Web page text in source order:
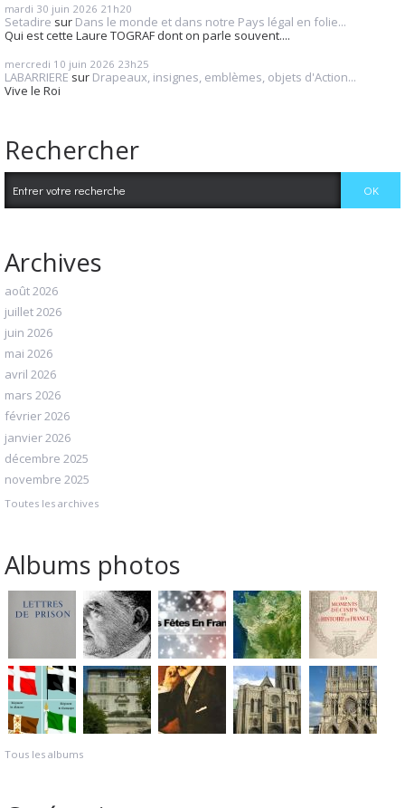
mardi 30 juin 2026 21h20
Setadire sur Dans le monde et dans notre Pays légal en folie...
Qui est cette Laure TOGRAF dont on parle souvent....
mercredi 10 juin 2026 23h25
LABARRIERE sur Drapeaux, insignes, emblèmes, objets d'Action...
Vive le Roi
Rechercher
Archives
août 2026
juillet 2026
juin 2026
mai 2026
avril 2026
mars 2026
février 2026
janvier 2026
décembre 2025
novembre 2025
Toutes les archives
Albums photos
Tous les albums